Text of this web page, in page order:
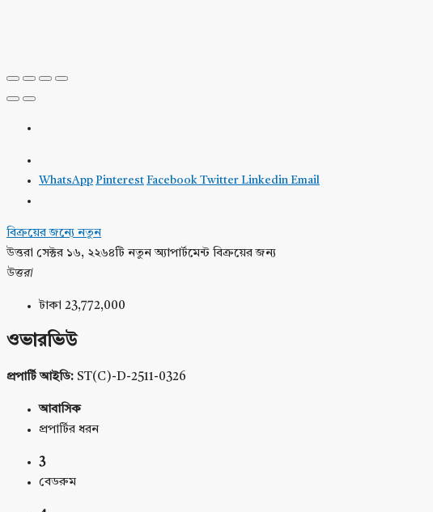
WhatsApp Pinterest Facebook Twitter Linkedin Email
বিক্রয়ের জন্যে নতুন
উত্তরা সেক্টর ১৬, ২২৬৪টি নতুন অ্যাপার্টমেন্ট বিক্রয়ের জন্য
উত্তরা
টাকা 23,772,000
ওভারভিউ
প্রপার্টি আইডি: ST(C)-D-2511-0326
আবাসিক
প্রপার্টির ধরন
3
বেডরুম